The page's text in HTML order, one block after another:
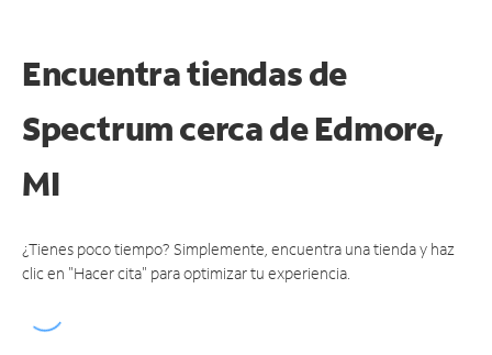
Encuentra tiendas de
Spectrum cerca deEdmore,
MI
¿Tienes poco tiempo? Simplemente, encuentra una tienda y haz
clic en "Hacer cita" para optimizar tu experiencia.